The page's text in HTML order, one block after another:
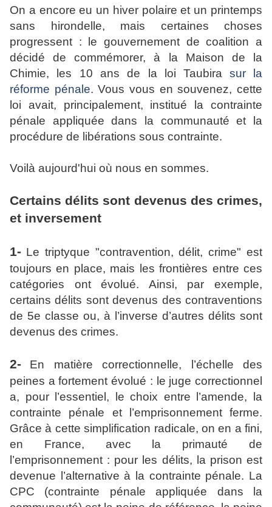
On a encore eu un hiver polaire et un printemps
sans hirondelle, mais certaines choses
progressent : le gouvernement de coalition a
décidé de commémorer, à la Maison de la
Chimie, les 10 ans de la loi Taubira
sur la
réforme pénale. Vous vous en souvenez, cette
loi avait, principalement, institué la contrainte
pénale appliquée dans la communauté et la
procédure de libérations sous contrainte.
Voilà aujourd'hui où nous en sommes.
Certains délits sont devenus des crimes,
et inversement
1- Le triptyque "contravention, délit, crime" est
toujours en place, mais les frontières entre ces
catégories ont évolué. Ainsi, par exemple,
certains délits sont devenus des contraventions
de 5e classe ou, à l’inverse d’autres délits sont
devenus des crimes.
2-
En matière correctionnelle, l’échelle des
peines a fortement évolué : le juge correctionnel
a, pour l’essentiel, le choix entre l’amende, la
contrainte pénale et l’emprisonnement ferme.
Grâce à cette simplification radicale, on en a fini,
en France, avec la primauté de
l’emprisonnement : pour les délits, la prison est
devenue l’alternative à la contrainte pénale. La
CPC (contrainte pénale appliquée dans la